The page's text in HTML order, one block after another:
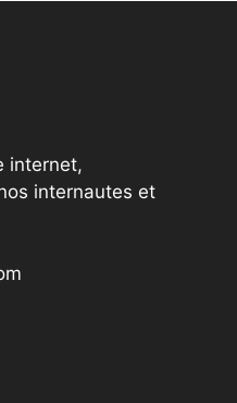
internet,
internautes et